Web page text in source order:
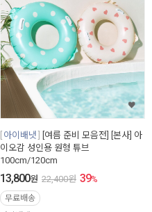
아이배냇
[여름 준비 모음전] [본사] 아
이오감 성인용 원형 튜브
100cm/120cm
13,800원 22,400원 39%
무료배송